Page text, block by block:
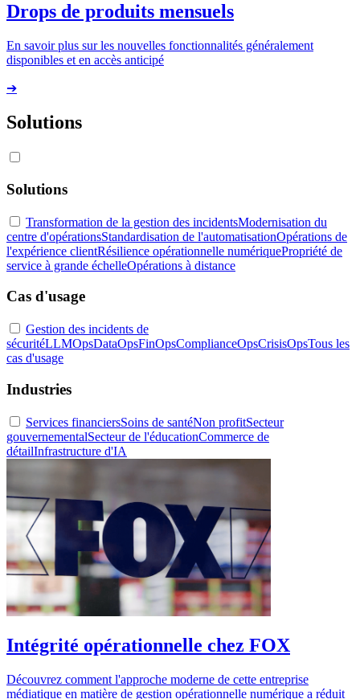
Drops de produits mensuels
En savoir plus sur les nouvelles fonctionnalités généralement
disponibles et en accès anticipé
➔
Solutions
Solutions
Transformation de la gestion des incidentsModernisation du
centre d'opérationsStandardisation de l'automatisationOpérations de
l'expérience clientRésilience opérationnelle numériquePropriété de
service à grande échelleOpérations à distance
Cas d'usage
Gestion des incidents de
sécuritéLLMOpsDataOpsFinOpsComplianceOpsCrisisOpsTous les
cas d'usage
Industries
Services financiersSoins de santéNon profitSecteur
gouvernementalSecteur de l'éducationCommerce de
détailInfrastructure d'IA
Intégrité opérationnelle chez FOX
Découvrez comment l'approche moderne de cette entreprise
médiatique en matière de gestion opérationnelle numérique a réduit